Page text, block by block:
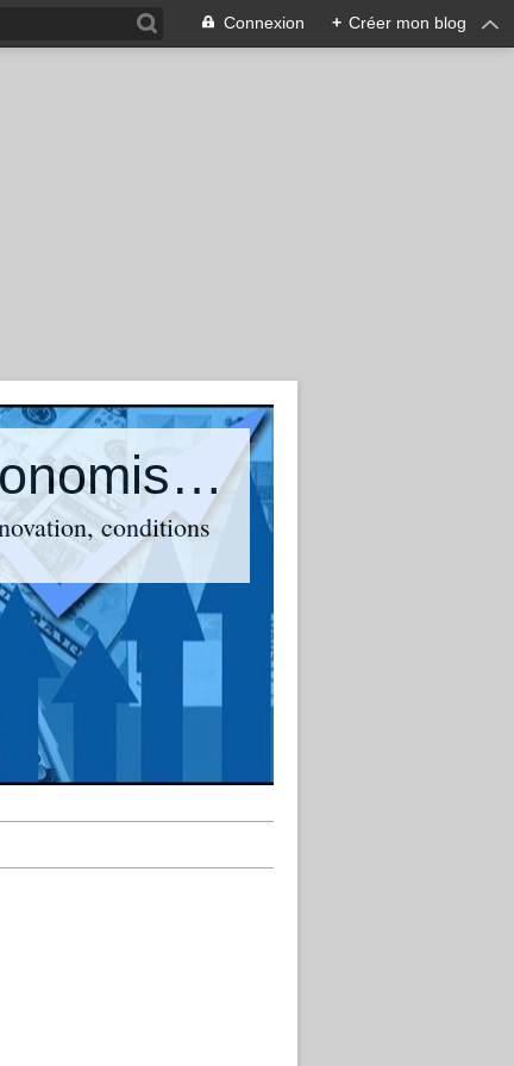
Connexion + Créer mon blog
Olivier Bouba-Olga : Blog d'un économiste qui suit et commente l'actualité
conditions